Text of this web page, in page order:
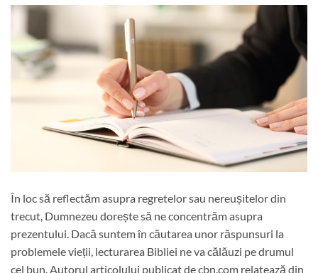
În loc să reflectăm asupra regretelor sau nereușitelor din
trecut, Dumnezeu dorește să ne concentrăm asupra
prezentului. Dacă suntem în căutarea unor răspunsuri la
problemele vieții, lecturarea Bibliei ne va călăuzi pe drumul
cel bun. Autorul articolului publicat de cbn.com relatează din